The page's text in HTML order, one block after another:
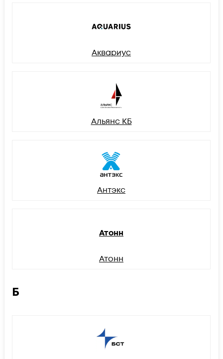
Аквариус
Альянс КБ
Антэкс
Атонн
Атонн
Б